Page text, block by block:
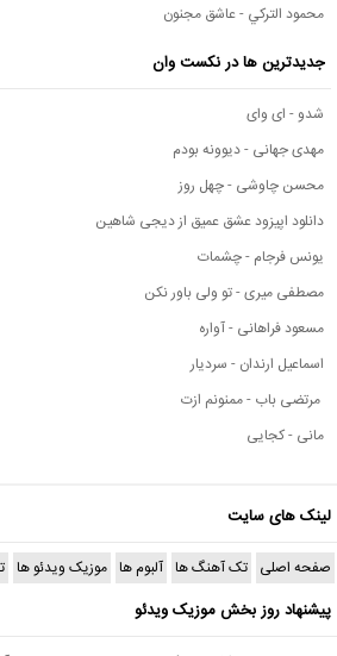
محمود التركي - عاشق مجنون
جدیدترین ها در نکست وان
شدو - ای وای
مهدی جهانی - دیوونه بودم
محسن چاوشی - چهل روز
دانلود اپیزود عشق عمیق از دیجی شاهین
یونس فرجام - چشمات
مصطفی میری - تو ولی باور نکن
مسعود فراهانی - آواره
اسماعیل ارندان - سردیار
مرتضی باب - ممنونم ازت
مانی - کجایی
لینک های سایت
صفحه اصلی تک آهنگ ها آلبوم ها موزیک ویدئو ها
پیشنهاد روز بخش موزیک ویدئو